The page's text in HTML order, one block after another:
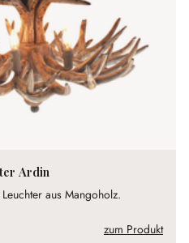
Ardin
aus Mangoholz.
zum Produkt